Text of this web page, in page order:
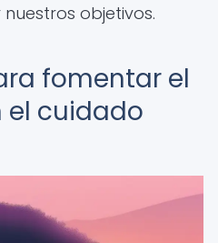
objetivos.
fomentar el
cuidado